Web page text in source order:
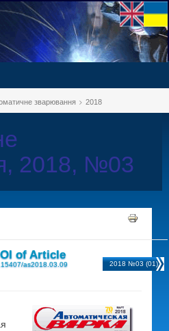
зварювання 2018
2018, №03
of Article
as2018.03.09 2018 №03 (01)